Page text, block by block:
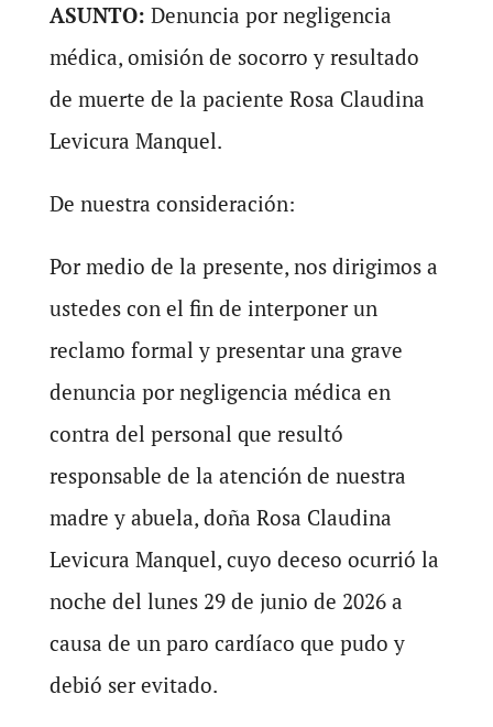
ASUNTO: Denuncia por negligencia
médica, omisión de socorro y resultado
de muerte de la paciente Rosa Claudina
Levicura Manquel.
De nuestra consideración:
Por medio de la presente, nos dirigimos a
ustedes con el fin de interponer un
reclamo formal y presentar una grave
denuncia por negligencia médica en
contra del personal que resultó
responsable de la atención de nuestra
madre y abuela, doña Rosa Claudina
Levicura Manquel, cuyo deceso ocurrió la
noche del lunes 29 de junio de 2026 a
causa de un paro cardíaco que pudo y
debió ser evitado.